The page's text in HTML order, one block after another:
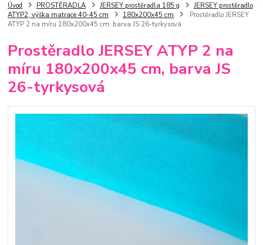
Úvod PROSTĚRADLA JERSEY prostěradla 185 g
JERSEY prostěradlo
ATYP2, výška matrace 40-45 cm
180x200x45 cm
Prostěradlo JERSEY
ATYP 2 na míru 180x200x45 cm, barva JS 26-tyrkysová
Prostěradlo JERSEY ATYP 2 na
míru 180x200x45 cm, barva JS
26-tyrkysová